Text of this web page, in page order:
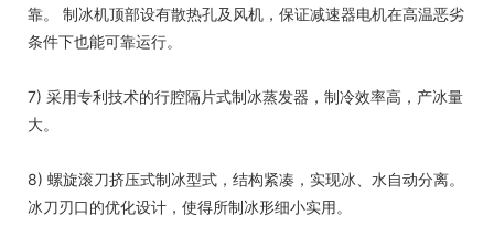
靠。 制冰机顶部设有散热孔及风机，保证减速器电机在高温恶劣
条件下也能可靠运行。
7) 采用专利技术的行腔隔片式制冰蒸发器，制冷效率高，产冰量
大。
8) 螺旋滚刀挤压式制冰型式，结构紧凑，实现冰、水自动分离。
冰刀刃口的优化设计，使得所制冰形细小实用。